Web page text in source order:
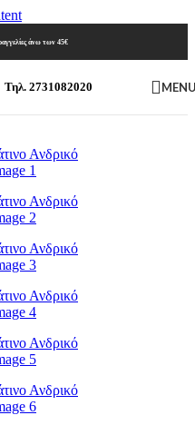
άνω των 45€
Τηλ. 2731082020